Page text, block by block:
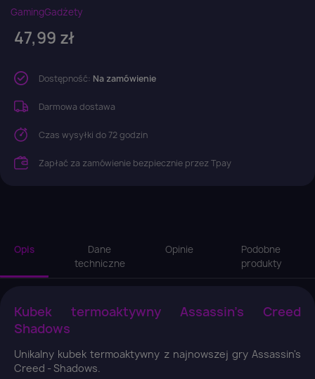
GamingGadżety
47,99 zł
Dostępność: Na zamówienie
Darmowa dostawa
Czas wysyłki do 72 godzin
Zapłać za zamówienie bezpiecznie przez Tpay
Opis
Dane
techniczne
Opinie
Podobne
produkty
Kubek termoaktywny Assassin's Creed
Shadows
Unikalny kubek termoaktywny z najnowszej gry Assassin's
Creed - Shadows.